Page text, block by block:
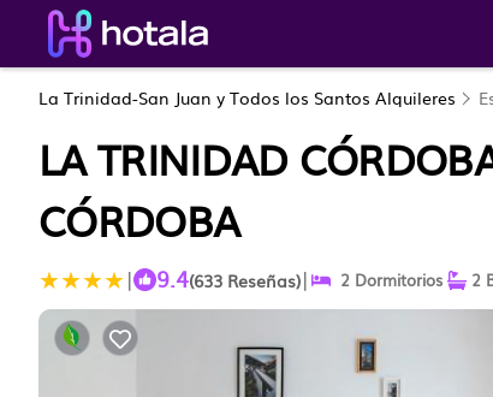
La Trinidad-San Juan y Todos los Santos Alquileres
LA TRINIDAD
CÓRDOBA
| 9.4(633 Reseñas)| 2 Dormitorios 2